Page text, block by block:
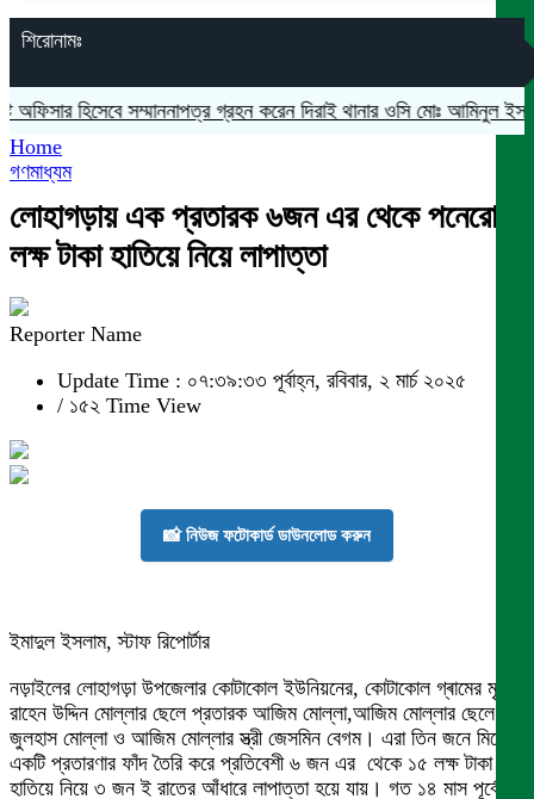
শিরোনামঃ
হিসেবে সম্মাননাপত্র গ্রহন করেন দিরাই থানার ওসি মোঃ আমিনুল ইসলাম
Home
গণমাধ্যম
লোহাগড়ায় এক প্রতারক ৬জন এর থেকে পনেরো
লক্ষ টাকা হাতিয়ে নিয়ে লাপাত্তা
Reporter Name
Update Time : ০৭:৩৯:৩৩ পূর্বাহ্ন, রবিবার, ২ মার্চ ২০২৫
/ ১৫২ Time View
📸 নিউজ ফটোকার্ড ডাউনলোড করুন
ইমাদুল ইসলাম, স্টাফ রিপোর্টার
নড়াইলের লোহাগড়া উপজেলার কোটাকোল ইউনিয়নের, কোটাকোল গ্ৰামের মৃত্যু
রাহেন উদ্দিন মোল্লার ছেলে প্রতারক আজিম মোল্লা,আজিম মোল্লার ছেলে
জুলহাস মোল্লা ও আজিম মোল্লার স্ত্রী জেসমিন বেগম। এরা তিন জনে মিলে
একটি প্রতারণার ফাঁদ তৈরি করে প্রতিবেশী ৬ জন এর থেকে ১৫ লক্ষ টাকা
হাতিয়ে নিয়ে ৩ জন ই রাতের আঁধারে লাপাত্তা হয়ে যায়। গত ১৪ মাস পূর্বে